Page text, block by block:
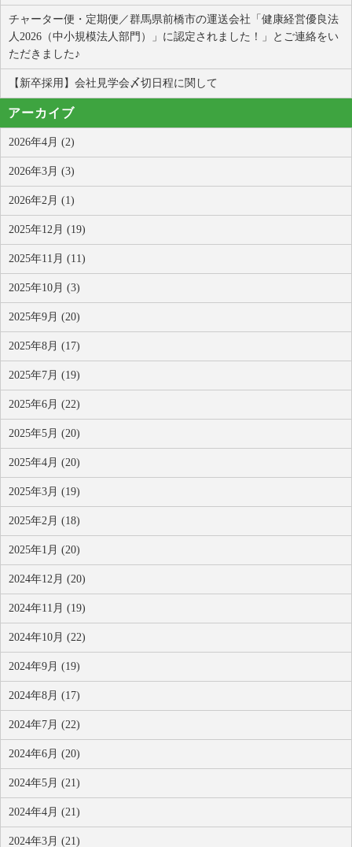
チャーター便・定期便／群馬県前橋市の運送会社「健康経営優良法
人2026（中小規模法人部門）」に認定されました！」とご連絡をい
ただきました♪
【新卒採用】会社見学会〆切日程に関して
アーカイブ
2026年4月 (2)
2026年3月 (3)
2026年2月 (1)
2025年12月 (19)
2025年11月 (11)
2025年10月 (3)
2025年9月 (20)
2025年8月 (17)
2025年7月 (19)
2025年6月 (22)
2025年5月 (20)
2025年4月 (20)
2025年3月 (19)
2025年2月 (18)
2025年1月 (20)
2024年12月 (20)
2024年11月 (19)
2024年10月 (22)
2024年9月 (19)
2024年8月 (17)
2024年7月 (22)
2024年6月 (20)
2024年5月 (21)
2024年4月 (21)
2024年3月 (21)